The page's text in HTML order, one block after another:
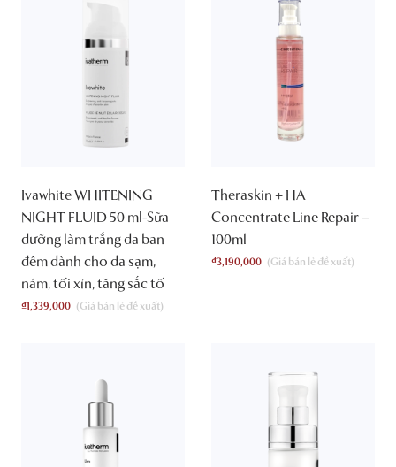
Ivawhite WHITENING
NIGHT FLUID 50 ml-Sữa
dưỡng làm trắng da ban
đêm dành cho da sạm,
nám, tối xỉn, tăng sắc tố
₫1,339,000
Theraskin + HA
Concentrate Line Repair –
100ml
₫3,190,000